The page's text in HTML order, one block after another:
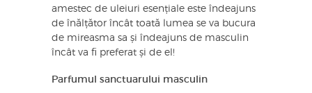
amestec de uleiuri esențiale este îndeajuns
de înălțător încât toată lumea se va bucura
de mireasma sa și îndeajuns de masculin
încât va fi preferat și de el!
Parfumul sanctuarului masculin